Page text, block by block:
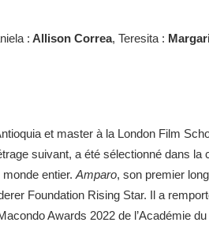
: Allison Correa, Teresita :
et master à la London Film
suivant, a été sélectionné dans la
entier. Amparo, son premier
Foundation Rising Star. Il a
Awards 2022 de l’Académie